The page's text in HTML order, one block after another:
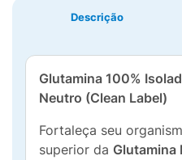
Descrição
Glutamina 100%
Neutro (Clean Label)
Fortaleça seu
superior da Glutamina